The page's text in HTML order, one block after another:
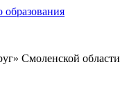
Смоленской области